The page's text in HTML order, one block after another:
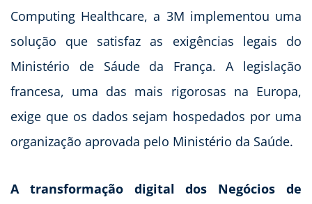
Computing Healthcare, a 3M implementou uma
solução que satisfaz as exigências legais do
Ministério de Sáude da França. A legislação
francesa, uma das mais rigorosas na Europa,
exige que os dados sejam hospedados por uma
organização aprovada pelo Ministério da Saúde.
A transformação digital dos Negócios de